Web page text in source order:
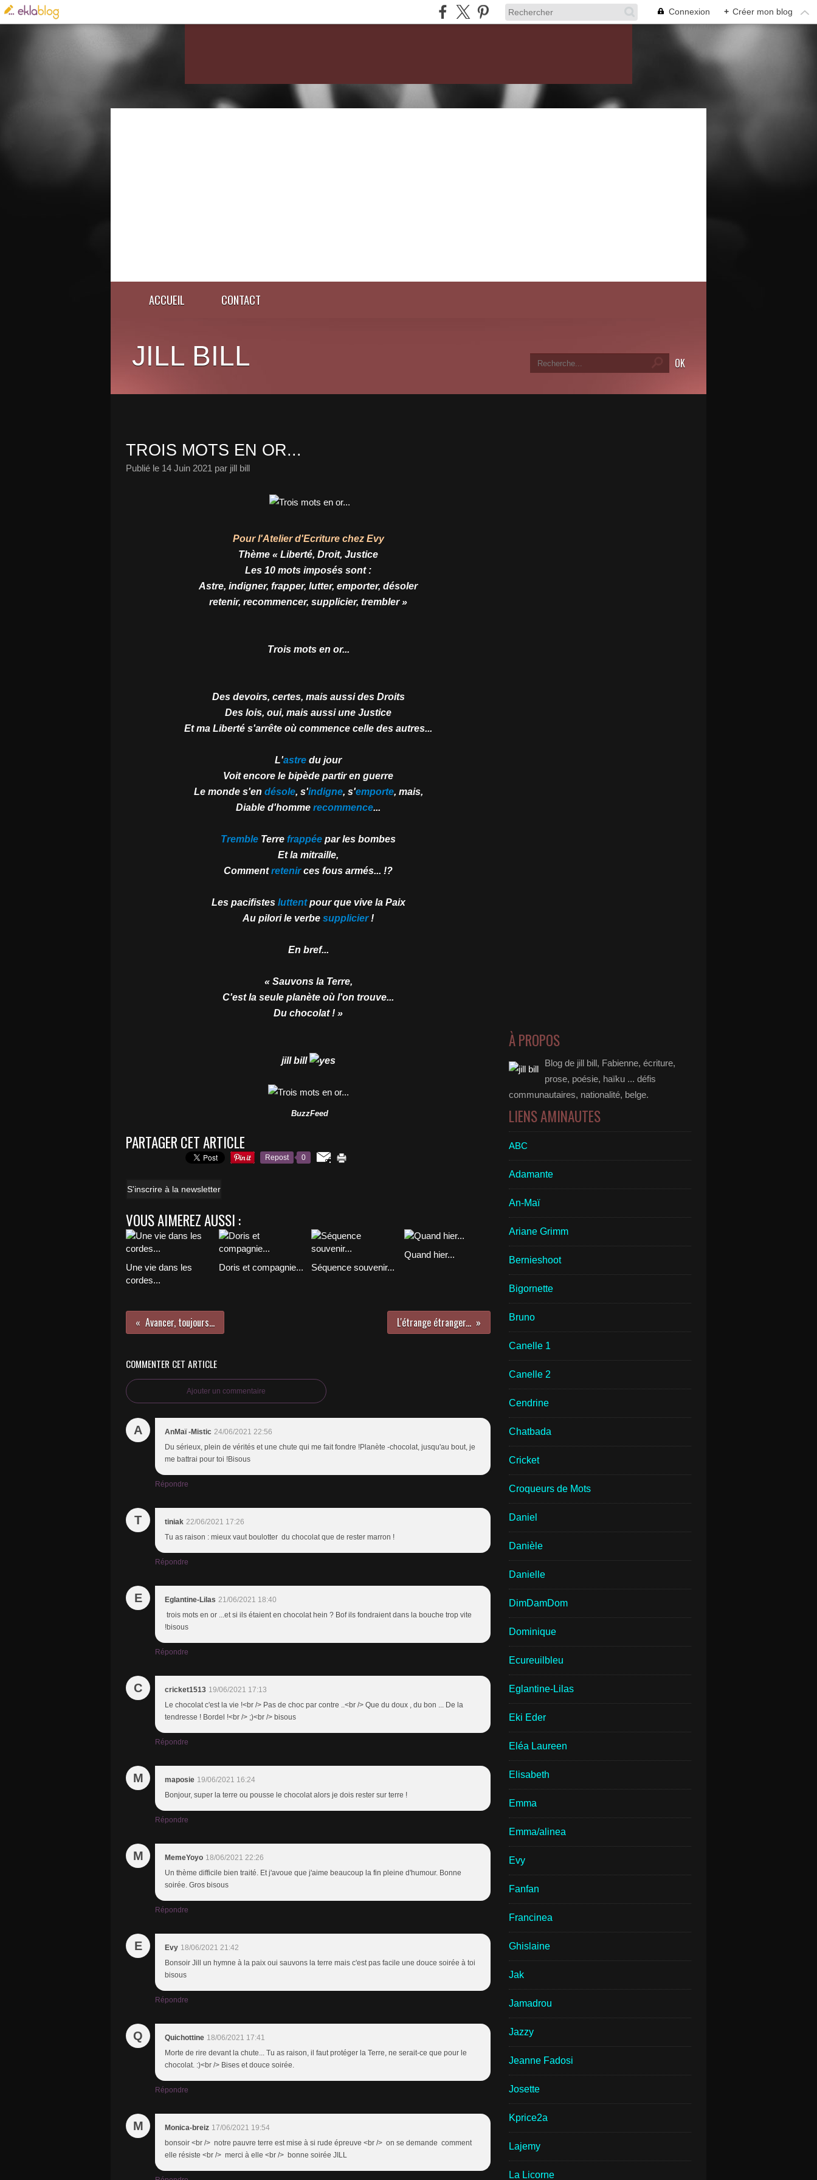
Connexion + Créer mon blog
ACCUEIL CONTACT
JILL BILL
TROIS MOTS EN OR...
Publié le 14 Juin 2021 par jill bill
Pour l'Atelier d'Ecriture chez Evy
Thème « Liberté, Droit, Justice
Les 10 mots imposés sont :
Astre, indigner, frapper, lutter, emporter, désoler
retenir, recommencer, supplicier, trembler »
Trois mots en or...
Des devoirs, certes, mais aussi des Droits
Des lois, oui, mais aussi une Justice
Et ma Liberté s'arrête où commence celle des autres...
L'astre du jour
Voit encore le bipède partir en guerre
Le monde s'en désole, s'indigne, s'emporte, mais,
Diable d'homme recommence...
Tremble Terre frappée par les bombes
Et la mitraille,
Commentretenirces fous armés... !?
Les pacifistes luttentpour que vive la Paix
Au pilori le verbe supplicier!
En bref...
« Sauvons la Terre,
C'est la seule planète où l'on trouve...
Du chocolat ! »
jill bill
BuzzFeed
PARTAGER CET ARTICLE
Repost 0
S'inscrire à la newsletter
VOUS AIMEREZ AUSSI :
Une vie dans les
cordes...
Doris et compagnie... Séquence souvenir...
Quand hier...
Avancer, toujours... L'étrange étranger...
COMMENTER CET ARTICLE
Ajouter un commentaire
A AnMaï -Mistic 24/06/2021 22:56
Du sérieux, plein de vérités et une chute qui me fait fondre !Planète -chocolat, jusqu'au bout, je
me battrai pour toi !Bisous
Répondre
T tiniak 22/06/2021 17:26
Tu as raison : mieux vaut boulotter du chocolat que de rester marron !
Répondre
E Eglantine-Lilas 21/06/2021 18:40
trois mots en or ...et si ils étaient en chocolat hein ? Bof ils fondraient dans la bouche trop vite
!bisous
Répondre
C cricket1513 19/06/2021 17:13
Le chocolat c'est la vie !<br /> Pas de choc par contre ..<br /> Que du doux , du bon ... De la
tendresse ! Bordel !<br /> ;)<br /> bisous
Répondre
M maposie 19/06/2021 16:24
Bonjour, super la terre ou pousse le chocolat alors je dois rester sur terre !
Répondre
M MemeYoyo 18/06/2021 22:26
Un thème difficile bien traité. Et j'avoue que j'aime beaucoup la fin pleine d'humour. Bonne
soirée. Gros bisous
Répondre
E Evy 18/06/2021 21:42
Bonsoir Jill un hymne à la paix oui sauvons la terre mais c'est pas facile une douce soirée à toi
bisous
Répondre
Q Quichottine 18/06/2021 17:41
Morte de rire devant la chute... Tu as raison, il faut protéger la Terre, ne serait-ce que pour le
chocolat. :)<br /> Bises et douce soirée.
Répondre
M Monica-breiz 17/06/2021 19:54
bonsoir <br /> notre pauvre terre est mise à si rude épreuve <br /> on se demande comment
elle résiste <br /> merci à elle <br /> bonne soirée JILL
À PROPOS
Blog de jill bill, Fabienne, écriture,
prose, poésie, haïku ... défis
communautaires, nationalité, belge.
LIENS AMINAUTES
ABC
Adamante
An-Maï
Ariane Grimm
Bernieshoot
Bigornette
Bruno
Canelle 1
Canelle 2
Cendrine
Chatbada
Cricket
Croqueurs de Mots
Daniel
Danièle
Danielle
DimDamDom
Dominique
Ecureuilbleu
Eglantine-Lilas
Eki Eder
Eléa Laureen
Elisabeth
Emma
Emma/alinea
Evy
Fanfan
Francinea
Ghislaine
Jak
Jamadrou
Jazzy
Jeanne Fadosi
Josette
Kprice2a
Lajemy
La Licorne